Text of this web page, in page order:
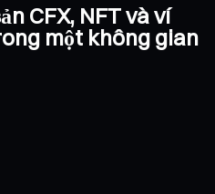
CFX, NFT và ví
một không gian